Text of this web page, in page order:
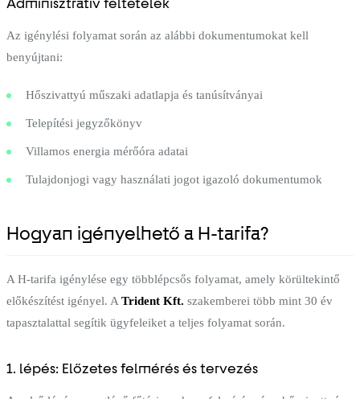
Az igénylési folyamat során az alábbi dokumentumokat kell
benyújtani:
Hőszivattyú műszaki adatlapja és tanúsítványai
Telepítési jegyzőkönyv
Villamos energia mérőóra adatai
Tulajdonjogi vagy használati jogot igazoló dokumentumok
Hogyan igényelhető a H-tarifa?
A H-tarifa igénylése egy többlépcsős folyamat, amely körültekintő
előkészítést igényel. A Trident Kft. szakemberei több mint 30 év
tapasztalattal segítik ügyfeleiket a teljes folyamat során.
1. lépés: Előzetes felmérés és tervezés